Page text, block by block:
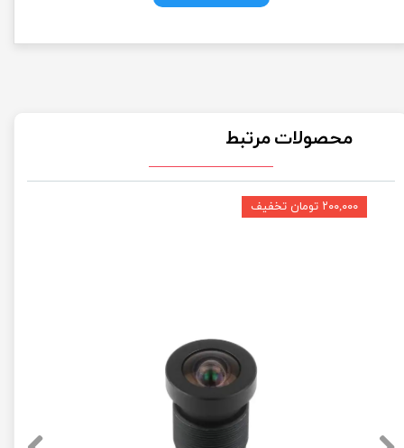
محصولات مرتبط
۲۰۰,۰۰۰ تومان تخفیف